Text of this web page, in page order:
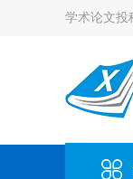
学术论文投